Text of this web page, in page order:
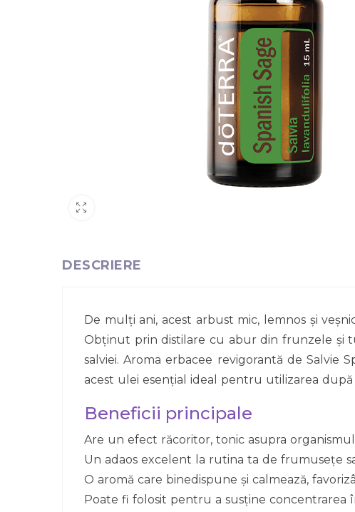
DESCRIERE
De mulți ani, acest arbust mic, lemnos și
Obținut prin distilare cu abur din frunzele și
salviei. Aroma erbacee revigorantă de Salvie
acest ulei esențial ideal pentru utilizarea
Beneficii principale
Are un efect răcoritor, tonic asupra
Un adaos excelent la rutina ta de frumusețe
O aromă care binedispune și calmează,
Poate fi folosit pentru a susține